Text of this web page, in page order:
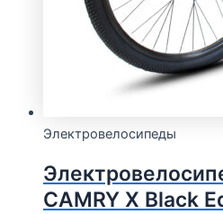
Электровелосипеды
CAMRY X Black